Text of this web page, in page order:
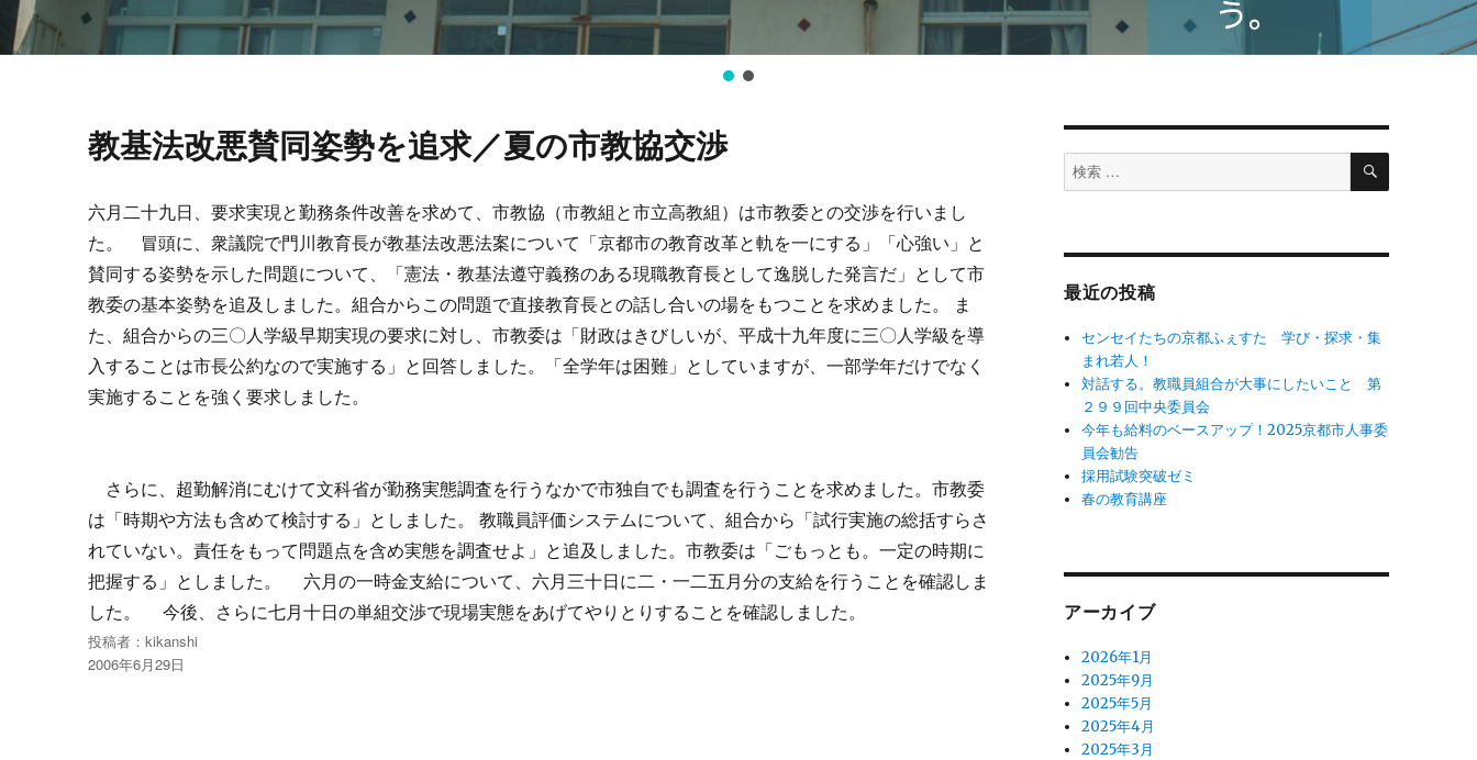
教基法改悪賛同姿勢を追求／夏の市教協交渉
六月二十九日、要求実現と勤務条件改善を求めて、市教協（市教組と市立高教組）は市教委との交渉を行いまし
た。
冒頭に、衆議院で門川教育長が教基法改悪法案について「京都市の教育改革と軌を一にする」「心強い」と
賛同する姿勢を示した問題について、「憲法・教基法遵守義務のある現職教育長として逸脱した発言だ」として市
教委の基本姿勢を追及しました。組合からこの問題で直接教育長との話し合いの場をもつことを求めました。 ま
た、組合からの三〇人学級早期実現の要求に対し、市教委は「財政はきびしいが、平成十九年度に三〇人学級を導
入することは市長公約なので実施する」と回答しました。「全学年は困難」としていますが、一部学年だけでなく
実施することを強く要求しました。
さらに、超勤解消にむけて文科省が勤務実態調査を行うなかで市独自でも調査を行うことを求めました。市教委
は「時期や方法も含めて検討する」としました。 教職員評価システムについて、組合から「試行実施の総括すらさ
れていない。責任をもって問題点を含め実態を調査せよ」と追及しました。市教委は「ごもっとも。一定の時期に
把握する」としました。 六月の一時金支給について、六月三十日に二・一二五月分の支給を行うことを確認しま
した。 今後、さらに七月十日の単組交渉で現場実態をあげてやりとりすることを確認しました。
投稿者：kikanshi
投
2006年6月29日
検
索
検
最近の投稿
センセイたちの京都ふぇすた 学び・探求・集
まれ若人！
対話する。教職員組合が大事にしたいこと 第
２９９回中央委員会
今年も給料のベースアップ！2025京都市人事委
員会勧告
採用試験突破ゼミ
春の教育講座
アーカイブ
2026年1月
2025年9月
2025年5月
2025年4月
2025年3月